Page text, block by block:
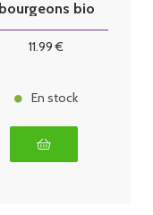
bourgeons bio
11.99 €
En stock